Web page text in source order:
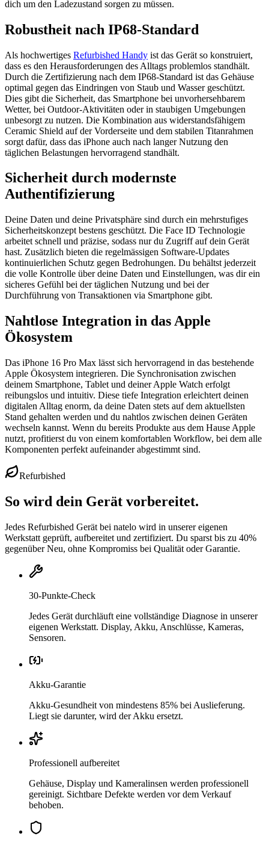
dich um den Ladezustand sorgen zu müssen.
Robustheit nach IP68-Standard
Als hochwertiges Refurbished Handy ist das Gerät so konstruiert,
dass es den Herausforderungen des Alltags problemlos standhält.
Durch die Zertifizierung nach dem IP68-Standard ist das Gehäuse
optimal gegen das Eindringen von Staub und Wasser geschützt.
Dies gibt die Sicherheit, das Smartphone bei unvorhersehbarem
Wetter, bei Outdoor-Aktivitäten oder in staubigen Umgebungen
unbesorgt zu nutzen. Die Kombination aus widerstandsfähigem
Ceramic Shield auf der Vorderseite und dem stabilen Titanrahmen
sorgt dafür, dass das iPhone auch nach langer Nutzung den
täglichen Belastungen hervorragend standhält.
Sicherheit durch modernste
Authentifizierung
Deine Daten und deine Privatsphäre sind durch ein mehrstufiges
Sicherheitskonzept bestens geschützt. Die Face ID Technologie
arbeitet schnell und präzise, sodass nur du Zugriff auf dein Gerät
hast. Zusätzlich bieten die regelmässigen Software-Updates
kontinuierlichen Schutz gegen Bedrohungen. Du behältst jederzeit
die volle Kontrolle über deine Daten und Einstellungen, was dir ein
sicheres Gefühl bei der täglichen Nutzung und bei der
Durchführung von Transaktionen via Smartphone gibt.
Nahtlose Integration in das Apple
Ökosystem
Das iPhone 16 Pro Max lässt sich hervorragend in das bestehende
Apple Ökosystem integrieren. Die Synchronisation zwischen
deinem Smartphone, Tablet und deiner Apple Watch erfolgt
reibungslos und intuitiv. Diese tiefe Integration erleichtert deinen
digitalen Alltag enorm, da deine Daten stets auf dem aktuellsten
Stand gehalten werden und du nahtlos zwischen deinen Geräten
wechseln kannst. Wenn du bereits Produkte aus dem Hause Apple
nutzt, profitierst du von einem komfortablen Workflow, bei dem alle
Komponenten perfekt aufeinander abgestimmt sind.
Refurbished
So wird dein Gerät vorbereitet.
Jedes Refurbished Gerät bei natelo wird in unserer eigenen
Werkstatt geprüft, aufbereitet und zertifiziert. Du sparst bis zu 40%
gegenüber Neu, ohne Kompromiss bei Qualität oder Garantie.
30-Punkte-Check
Jedes Gerät durchläuft eine vollständige Diagnose in unserer
eigenen Werkstatt. Display, Akku, Anschlüsse, Kameras,
Sensoren.
Akku-Garantie
Akku-Gesundheit von mindestens 85% bei Auslieferung.
Liegt sie darunter, wird der Akku ersetzt.
Professionell aufbereitet
Gehäuse, Display und Kameralinsen werden professionell
gereinigt. Sichtbare Defekte werden vor dem Verkauf
behoben.